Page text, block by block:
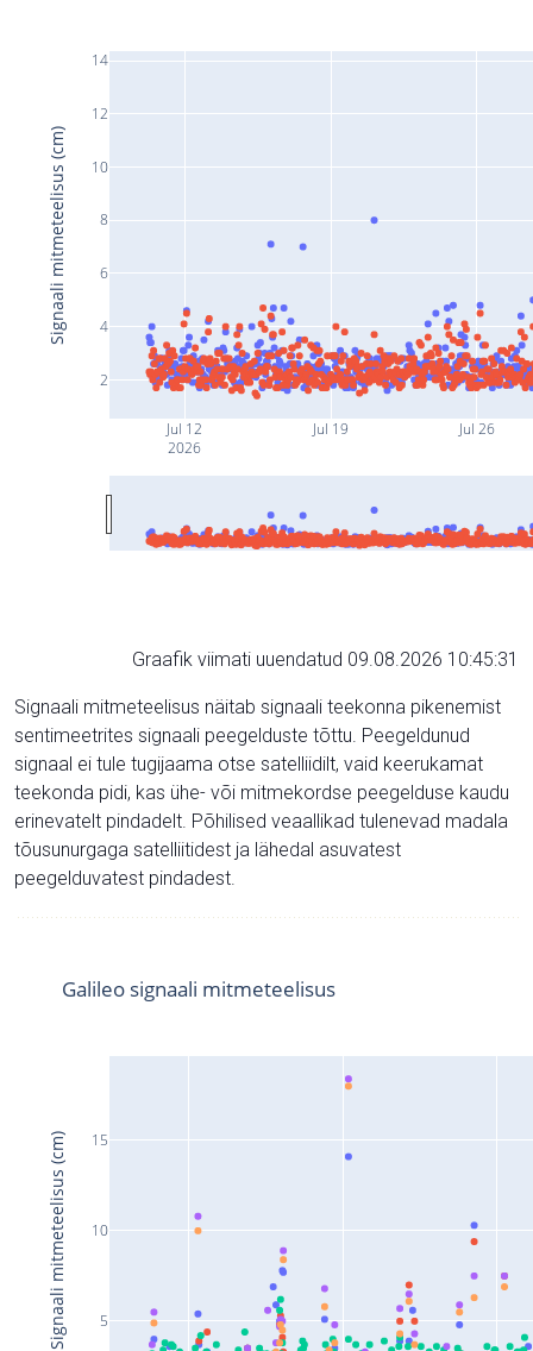
Jul 12
2026
Jul 19 Jul 26
2
4
6
8
10
12
14
Signaali mitmeteelisus (cm)
Graafik viimati uuendatud 09.08.2026 10:45:31
Signaali mitmeteelisus näitab signaali teekonna pikenemist
sentimeetrites signaali peegelduste tõttu. Peegeldunud
signaal ei tule tugijaama otse satelliidilt, vaid keerukamat
teekonda pidi, kas ühe- või mitmekordse peegelduse kaudu
erinevatelt pindadelt. Põhilised veaallikad tulenevad madala
tõusunurgaga satelliitidest ja lähedal asuvatest
peegelduvatest pindadest.
5
10
15
Galileo signaali mitmeteelisus
Signaali mitmeteelisus (cm)